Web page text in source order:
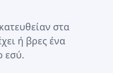
στα
ή βρες ένα
εσύ.